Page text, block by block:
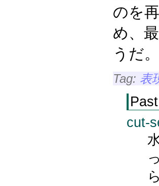
のを
め、
うだ。
Tag: 表
cut-